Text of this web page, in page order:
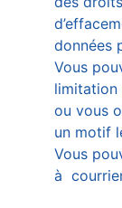
données
Vous
limitation
ou vous
un motif
Vous
à